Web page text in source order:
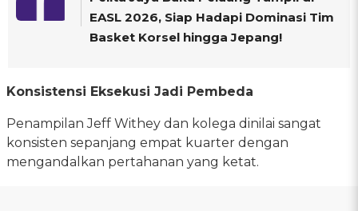
EASL 2026, Siap Hadapi Dominasi Tim
Basket Korsel hingga Jepang!
Konsistensi Eksekusi Jadi Pembeda
Penampilan Jeff Withey dan kolega dinilai sangat
konsisten sepanjang empat kuarter dengan
mengandalkan pertahanan yang ketat.